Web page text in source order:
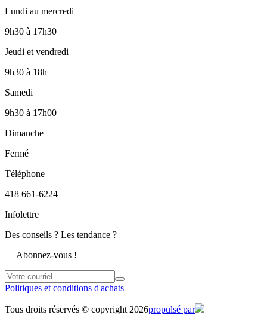
Lundi au mercredi
9h30 à 17h30
Jeudi et vendredi
9h30 à 18h
Samedi
9h30 à 17h00
Dimanche
Fermé
Téléphone
418 661-6224
Infolettre
Des conseils ? Les tendance ?
― Abonnez-vous !
Politiques et conditions d'achats
Tous droits réservés © copyright 2026propulsé par